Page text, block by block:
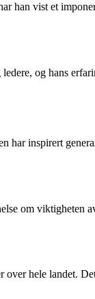
han vist et
og hans
har inspirert
om viktigheten
hele landet.